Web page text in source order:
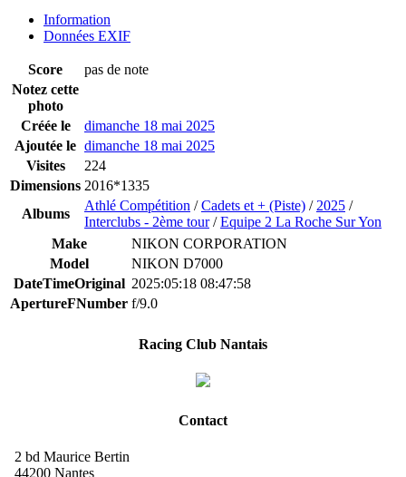
Information
Données EXIF
Score
pas de note
Notez cette
photo
Créée le
dimanche 18 mai 2025
Ajoutée le dimanche 18 mai 2025
Visites
224
Dimensions 2016*1335
Albums
Athlé Compétition /Cadets et + (Piste) / 2025 /
Interclubs - 2ème tour/Equipe 2 La Roche Sur Yon
Make
NIKON CORPORATION
Model
NIKON D7000
DateTimeOriginal 2025:05:18 08:47:58
ApertureFNumber f/9.0
Racing Club Nantais
Contact
2 bd Maurice Bertin
44200 Nantes